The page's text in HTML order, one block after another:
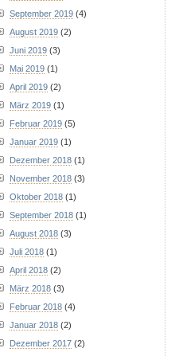
September 2019 (4)
August 2019 (2)
Juni 2019 (3)
Mai 2019 (1)
April 2019 (2)
März 2019 (1)
Februar 2019 (5)
Januar 2019 (1)
Dezember 2018 (1)
November 2018 (3)
Oktober 2018 (1)
September 2018 (1)
August 2018 (3)
Juli 2018 (1)
April 2018 (2)
März 2018 (3)
Februar 2018 (4)
Januar 2018 (2)
Dezember 2017 (2)